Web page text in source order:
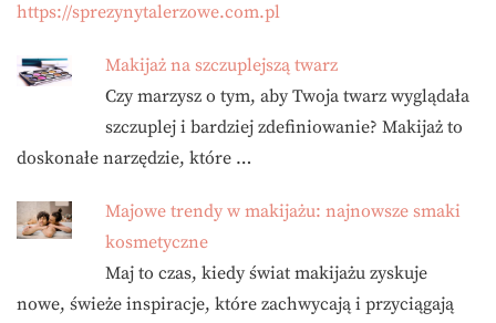
https://sprezynytalerzowe.com.pl
Makijaż na szczuplejszą twarz
Czy marzysz o tym, aby Twoja twarz wyglądała
szczuplej i bardziej zdefiniowanie? Makijaż to
doskonałe narzędzie, które …
Majowe trendy w makijażu: najnowsze smaki
kosmetyczne
Maj to czas, kiedy świat makijażu zyskuje
nowe, świeże inspiracje, które zachwycają i przyciągają